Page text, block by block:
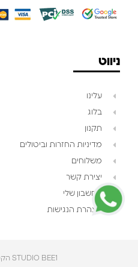
ניווט
עלינו
בלוג
תקנון
מדיניות החזרות וביטולים
משלוחים
יצירת קשר
החשבון שלי
הצהרת הנגישות
STUDIO BEE1 הקמת חנויות וקידום‎
💬 זמינים עכשיו